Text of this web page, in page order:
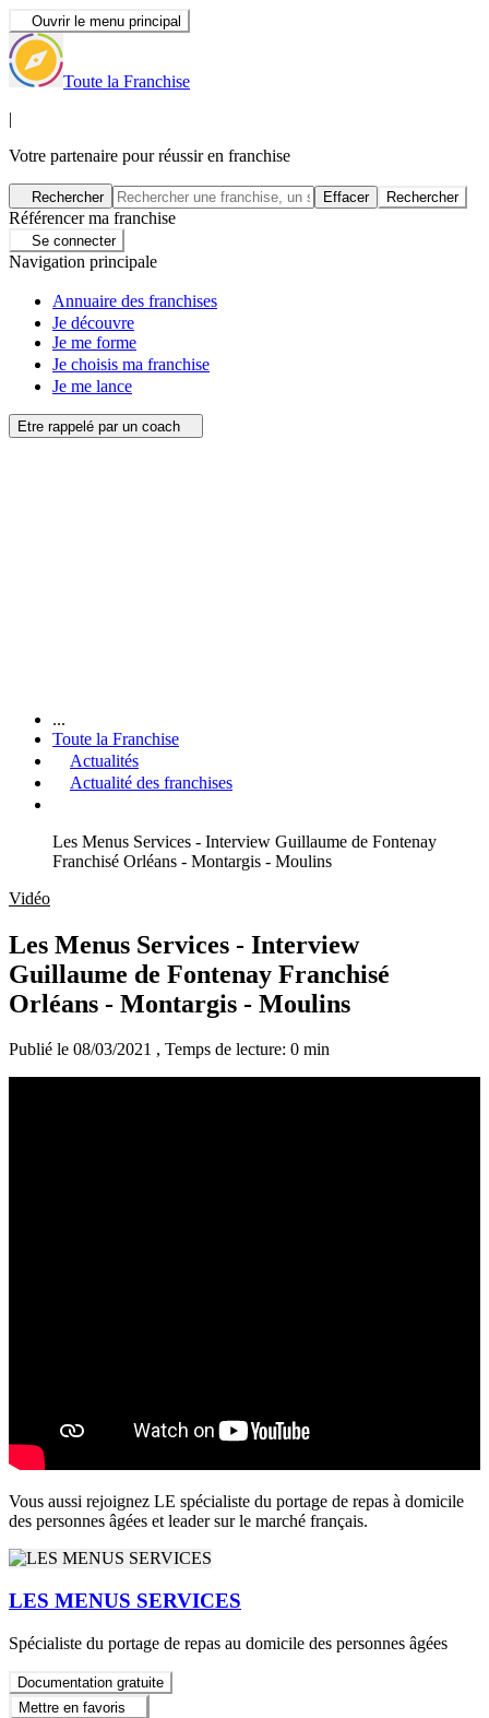
Ouvrir le menu principal
Toute la Franchise
|
Votre partenaire pour réussir en franchise
Rechercher Effacer Rechercher
Référencer ma franchise
Se connecter
Navigation principale
Annuaire des franchises
Je découvre
Je me forme
Je choisis ma franchise
Je me lance
Etre rappelé par un coach
...
Toute la Franchise
Actualités
Actualité des franchises
Les Menus Services - Interview Guillaume de Fontenay
Franchisé Orléans - Montargis - Moulins
Vidéo
Les Menus Services - Interview
Guillaume de Fontenay Franchisé
Orléans - Montargis - Moulins
Publié le 08/03/2021 , Temps de lecture: 0 min
Vous aussi rejoignez LE spécialiste du portage de repas à domicile
des personnes âgées et leader sur le marché français.
LES MENUS SERVICES
Spécialiste du portage de repas au domicile des personnes âgées
Documentation gratuite
Mettre en favoris